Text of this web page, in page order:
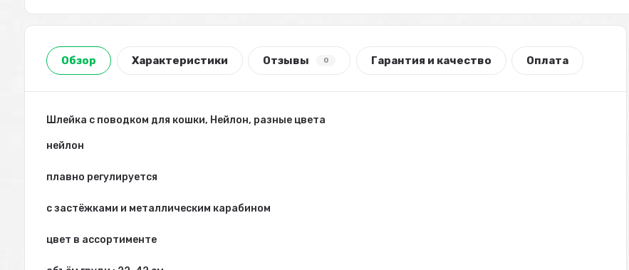
Обзор Характеристики Отзывы 0 Гарантия и качество Оплата
Шлейка с поводком для кошки, Нейлон, разные цвета
нейлон
плавно регулируется
с застёжками и металлическим карабином
цвет в ассортименте